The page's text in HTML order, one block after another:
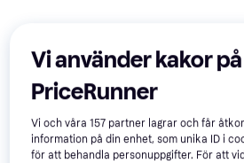
Vi använder kakor på
PriceRunner
Vi och våra157 partner lagrar och får
information på din enhet, som unika ID i
för att behandla personuppgifter. För att